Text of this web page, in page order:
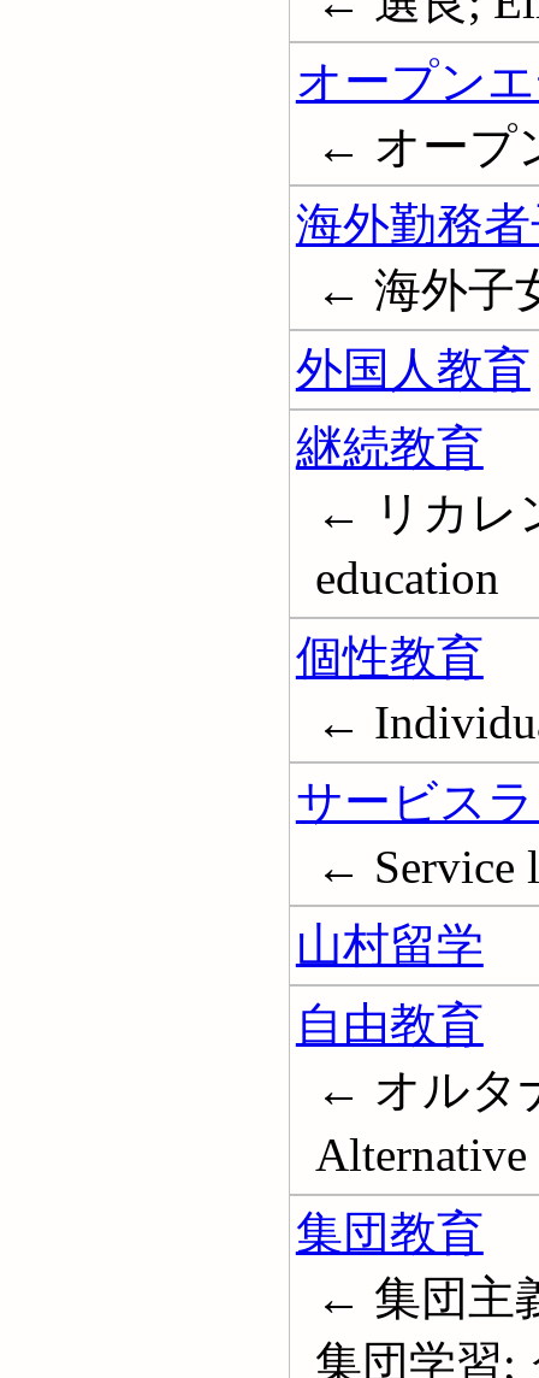
オープン
← オープ
海外勤務
← 海外子
外国人教育
継続教育
← リカレ
education
個性教育
←
サービス
← Service
山村留学
自由教育
← オルタ
Alternative
集団教育
← 集団主
集団学習;